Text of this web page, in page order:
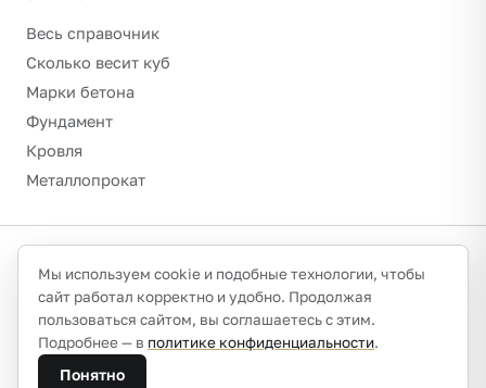
Весь справочник
Сколько весит куб
Марки бетона
Фундамент
Кровля
Металлопрокат
Разработка отиванов.сайт
О проекте и контактыПолитика конфиденциальности
Обработка персональных данных
Плотности указаны ориентировочно (насыпные, сухое
Мы используем cookie и подобные технологии, чтобы
сайт работал корректно и удобно. Продолжая
пользоваться сайтом, вы соглашаетесь с этим.
Подробнее — в политике конфиденциальности.
Понятно